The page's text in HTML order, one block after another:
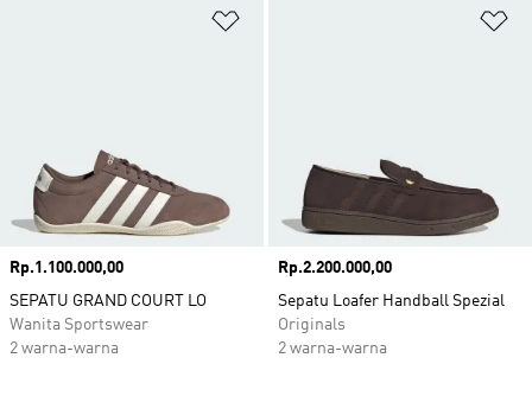
Harga
Rp.1.100.000,00
SEPATU GRAND COURT LO
Wanita Sportswear
2 warna-warna
Harga
Rp.2.200.000,00
Sepatu Loafer Handball Spezial
Originals
2 warna-warna